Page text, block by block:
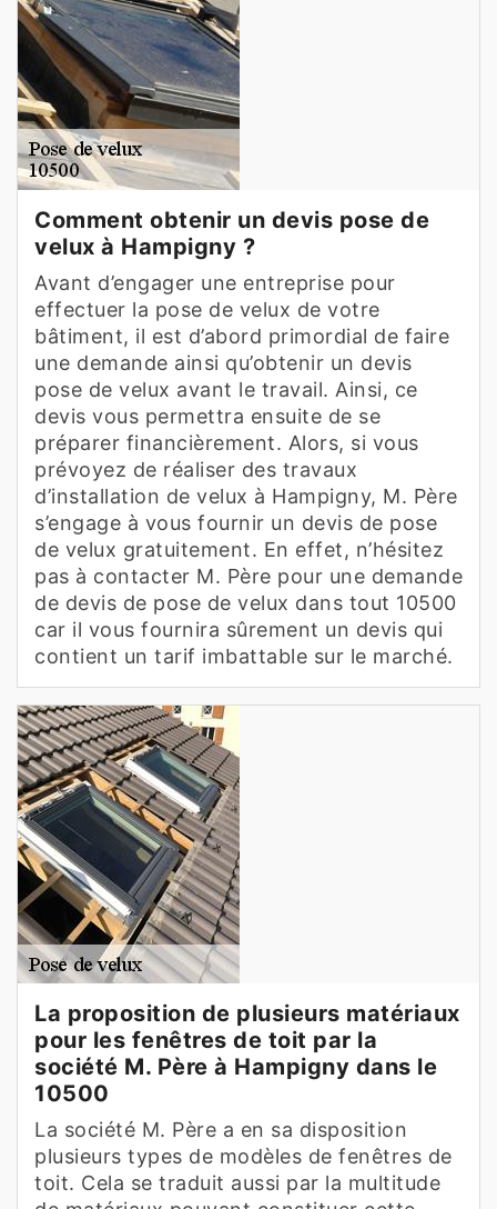
Comment obtenir un devis pose de
velux à Hampigny ?
Avant d’engager une entreprise pour
effectuer la pose de velux de votre
bâtiment, il est d’abord primordial de faire
une demande ainsi qu’obtenir un devis
pose de velux avant le travail. Ainsi, ce
devis vous permettra ensuite de se
préparer financièrement. Alors, si vous
prévoyez de réaliser des travaux
d’installation de velux à Hampigny, M. Père
s’engage à vous fournir un devis de pose
de velux gratuitement. En effet, n’hésitez
pas à contacter M. Père pour une demande
de devis de pose de velux dans tout 10500
car il vous fournira sûrement un devis qui
contient un tarif imbattable sur le marché.
La proposition de plusieurs matériaux
pour les fenêtres de toit par la
société M. Père à Hampigny dans le
10500
La société M. Père a en sa disposition
plusieurs types de modèles de fenêtres de
toit. Cela se traduit aussi par la multitude